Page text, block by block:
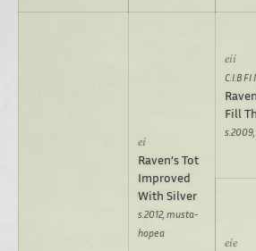
Raven’s Tot
Improved
With Silver
s.2012, musta-
hopea
C.I.B FI
Fill